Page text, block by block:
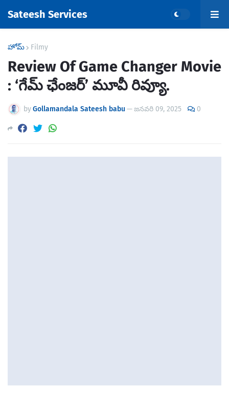
Sateesh Services
హోమ్ Filmy
Review Of Game Changer Movie
: ‘గేమ్ ఛేంజర్’ మూవీ రివ్యూ.
byGollamandala Sateesh babu —జనవరి 09, 2025 0